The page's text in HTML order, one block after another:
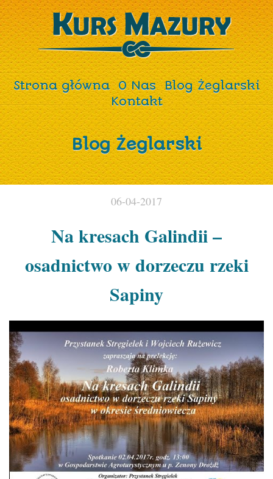
Strona główna O Nas
Blog Żeglarski
Kontakt
Blog Żeglarski
06-04-2017
Na kresach Galindii –
osadnictwo w dorzeczu rzeki
Sapiny